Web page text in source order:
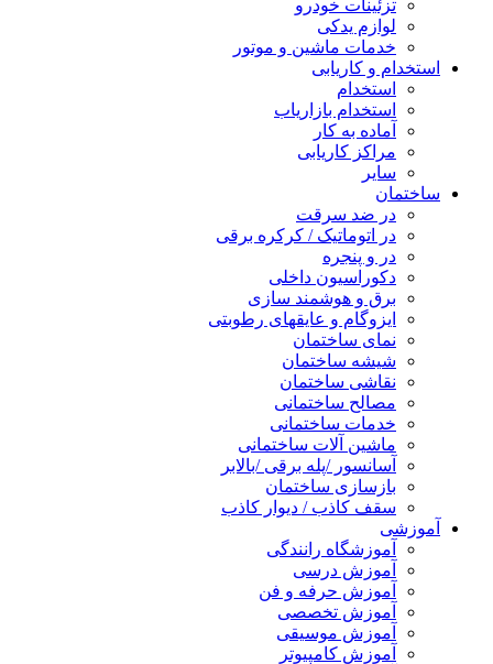
تزئینات خودرو
لوازم یدکی
خدمات ماشین و موتور
استخدام و کاریابی
استخدام
استخدام بازاریاب
آماده به کار
مراکز کاریابی
سایر
ساختمان
در ضد سرقت
در اتوماتیک / کرکره برقی
در و پنجره
دکوراسیون داخلی
برق و هوشمند سازی
ایزوگام و عایقهای رطوبتی
نمای ساختمان
شیشه ساختمان
نقاشی ساختمان
مصالح ساختمانی
خدمات ساختمانی
ماشین آلات ساختمانی
آسانسور /پله برقی /بالابر
بازسازی ساختمان
سقف کاذب / دیوار کاذب
آموزشی
آموزشگاه رانندگی
آموزش درسی
آموزش حرفه و فن
آموزش تخصصی
آموزش موسیقی
آموزش کامپیوتر